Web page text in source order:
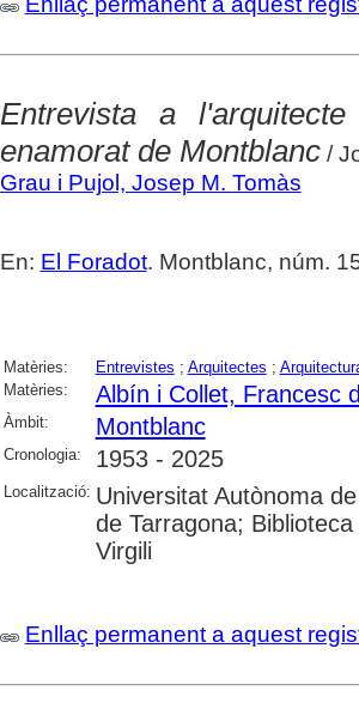
Entrevista a
enamorat de Montblanc/
Grau i Pujol, Josep M. Tomàs
En: El Foradot. Montblanc, núm.
Matèries: Entrevistes ; Arquitectes ;
Matèries:
Albín i Collet, Francesc
Àmbit: Montblanc
Cronologia: 1953 - 2025
Localització: Universitat Autònoma
de Tarragona;
Virgili
Enllaç permanent a aquest